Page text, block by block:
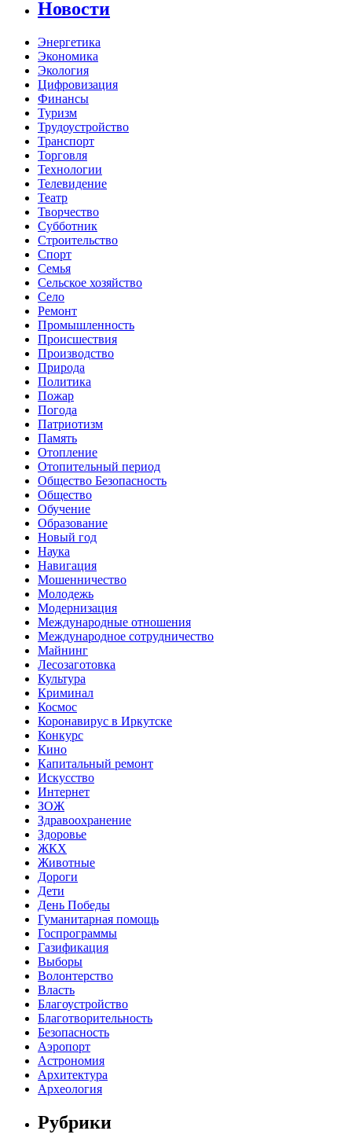
Новости
Энергетика
Экономика
Экология
Цифровизация
Финансы
Туризм
Трудоустройство
Транспорт
Торговля
Технологии
Телевидение
Театр
Творчество
Субботник
Строительство
Спорт
Семья
Сельское хозяйство
Село
Ремонт
Промышленность
Происшествия
Производство
Природа
Политика
Пожар
Погода
Патриотизм
Память
Отопление
Отопительный период
Общество Безопасность
Общество
Обучение
Образование
Новый год
Наука
Навигация
Мошенничество
Молодежь
Модернизация
Международные отношения
Международное сотрудничество
Майнинг
Лесозаготовка
Культура
Криминал
Космос
Коронавирус в Иркутске
Конкурс
Кино
Капитальный ремонт
Искусство
Интернет
ЗОЖ
Здравоохранение
Здоровье
ЖКХ
Животные
Дороги
Дети
День Победы
Гуманитарная помощь
Госпрограммы
Газификация
Выборы
Волонтерство
Власть
Благоустройство
Благотворительность
Безопасность
Аэропорт
Астрономия
Архитектура
Археология
Рубрики